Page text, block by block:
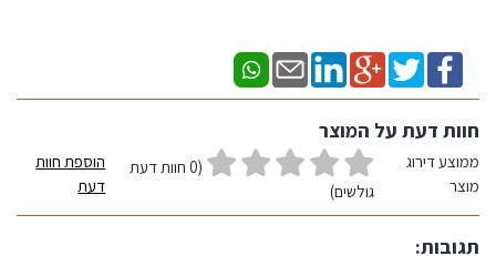
חוות דעת על המוצר
ממוצע דירוג
מוצר
(0 חוות דעת
גולשים)
הוספת חוות
דעת
תגובות: